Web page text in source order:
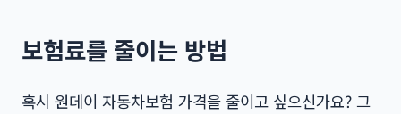
보험료를 줄이는 방법
혹시 원데이 자동차보험 가격을 줄이고 싶으신가요? 그